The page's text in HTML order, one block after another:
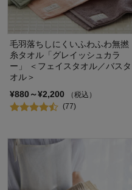
毛羽落ちしにくいふわふわ無撚
糸タオル「グレイッシュカラ
ー」 ＜フェイスタオル／バスタ
オル＞
¥880～¥2,200
（税込）
(77)